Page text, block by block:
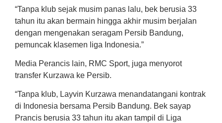
“Tanpa klub sejak musim panas lalu, bek berusia 33
tahun itu akan bermain hingga akhir musim berjalan
dengan mengenakan seragam Persib Bandung,
pemuncak klasemen liga Indonesia.”
Media Perancis lain, RMC Sport, juga menyorot
transfer Kurzawa ke Persib.
“Tanpa klub, Layvin Kurzawa menandatangani kontrak
di Indonesia bersama Persib Bandung. Bek sayap
Prancis berusia 33 tahun itu akan tampil di Liga